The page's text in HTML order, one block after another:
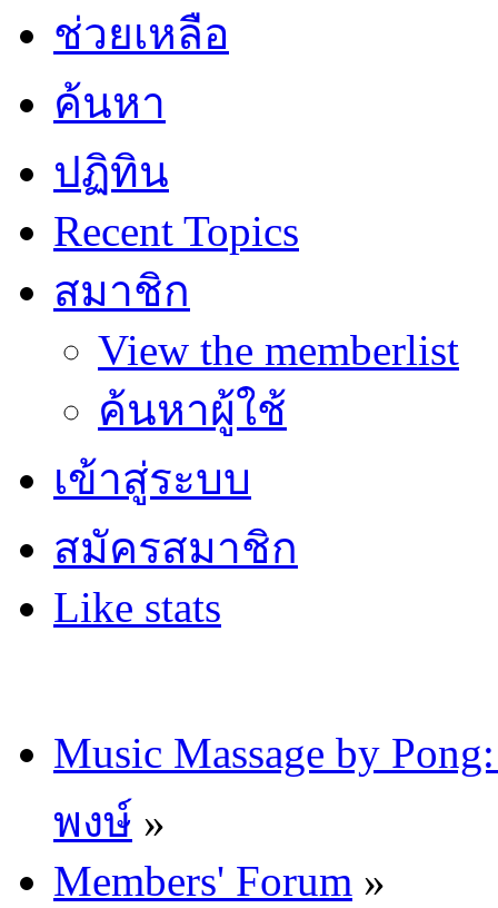
ช่วยเหลือ
ค้นหา
ปฏิทิน
Recent Topics
สมาชิก
View the memberlist
ค้นหาผู้ใช้
เข้าสู่ระบบ
สมัครสมาชิก
Like stats
Music Massage by
พงษ์ »
Members' Forum »